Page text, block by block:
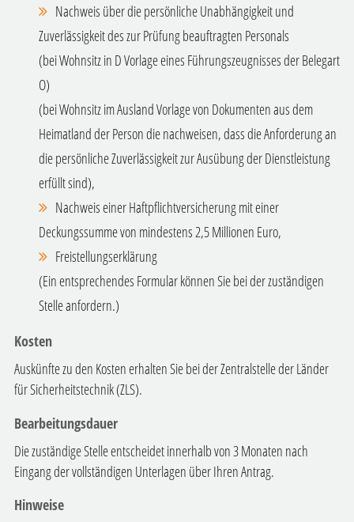
Nachweis über die persönliche Unabhängigkeit und
Zuverlässigkeit des zur Prüfung beauftragten Personals
(bei Wohnsitz in D Vorlage eines Führungszeugnisses der Belegart
O)
(bei Wohnsitz im Ausland Vorlage von Dokumenten aus dem
Heimatland der Person die nachweisen, dass die Anforderung an
die persönliche Zuverlässigkeit zur Ausübung der Dienstleistung
erfüllt sind),
Nachweis einer Haftpflichtversicherung mit einer
Deckungssumme von mindestens 2,5 Millionen Euro,
Freistellungserklärung
(Ein entsprechendes Formular können Sie bei der zuständigen
Stelle anfordern.)
Kosten
Auskünfte zu den Kosten erhalten Sie bei der Zentralstelle der Länder
für Sicherheitstechnik (ZLS).
Bearbeitungsdauer
Die zuständige Stelle entscheidet innerhalb von 3 Monaten nach
Eingang der vollständigen Unterlagen über Ihren Antrag.
Hinweise